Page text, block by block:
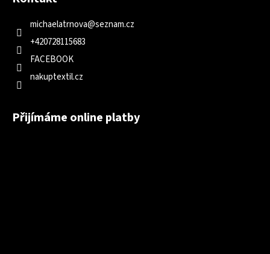
michaelatrnova@seznam.cz
+420728115683
FACEBOOK
nakuptextil.cz
Přijímáme online platby